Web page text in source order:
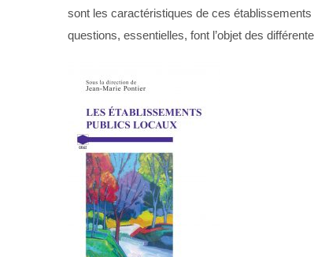
sont les caractéristiques de ces
questions, essentielles, font l’objet des